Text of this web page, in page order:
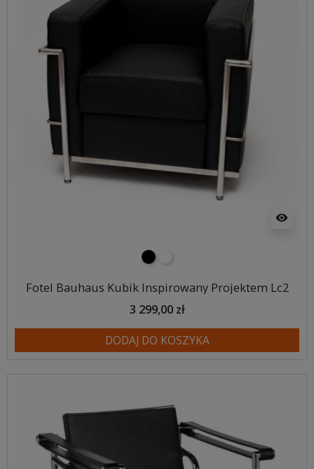
visibility
czarny
Fotel Bauhaus Kubik Inspirowany Projektem Lc2
3 299,00 zł
DODAJ DO KOSZYKA